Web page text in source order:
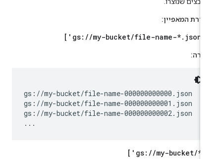
המאפיין:
['gs://my-bucket/file-name-
gs://my-bucket/file-name-000000000000.json
gs://my-bucket/file-name-000000000001.json
gs://my-bucket/file-name-000000000002.json
['gs://my-bucket/